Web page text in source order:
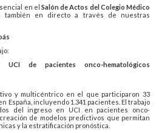
en el Salón de Actos del Colegio Médico
también en directo a través de nuestras
de pacientes onco-hematológicos
y multicéntrico en el que participaron 33
España, incluyendo 1.341 pacientes. El trabajo
del ingreso en UCI en pacientes onco-
de modelos predictivos que permitan
y la estratificación pronóstica.